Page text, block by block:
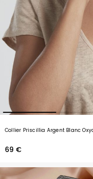
Collier Priscillia Argent Blanc
69 €